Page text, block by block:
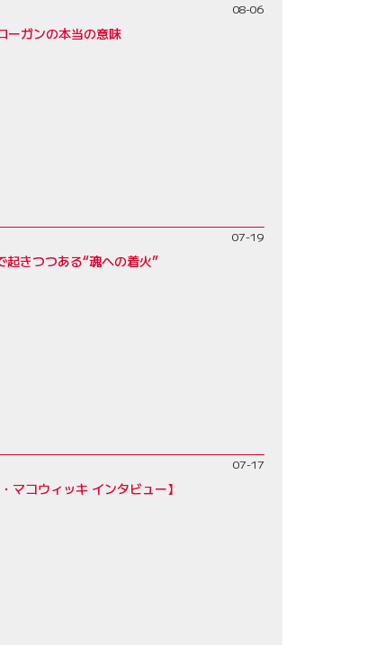
08-06
ーガンの本当の意味
07-19
きつつある“魂への着火”
07-17
マコウィッキ インタビュー】